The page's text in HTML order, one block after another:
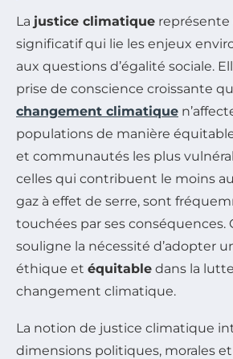
La justice climatique
significatif qui lie les enjeux
aux questions d’égalité sociale.
prise de conscience croissante
changement climatique
populations de manière
et communautés les plus
celles qui contribuent le moins
gaz à effet de serre, sont
touchées par ses conséquences.
souligne la nécessité d’adopter
éthique et équitable dans la
changement climatique.
La notion de justice climatique
dimensions politiques, morales